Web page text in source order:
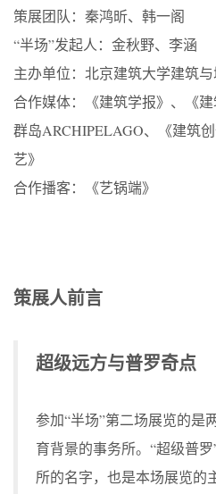
策展团队：秦鸿昕、韩一阁
“半场”发起人：金秋野、李涵
主办单位：北京建筑大学建筑
合作媒体：《建筑学报》、《建
群岛ARCHIPELAGO、《建筑
艺》
合作播客：《艺锅端》
策展人前言
超级远方与普罗奇点
参加“半场”第二场展览的是
育背景的事务所。“超级普
所的名字，也是本场展览的